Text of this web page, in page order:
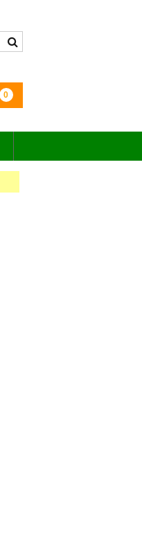
0